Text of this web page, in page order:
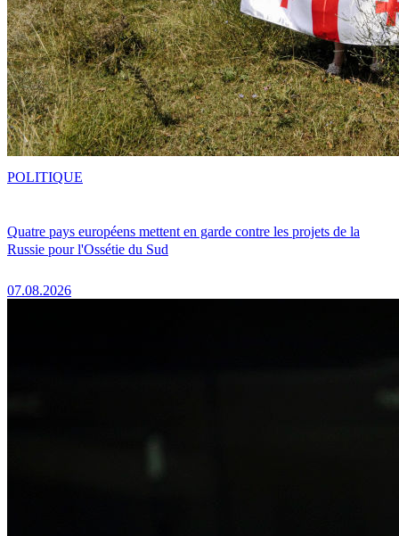
Quatre pays européens mettent en garde contre les projets de la
Russie pour l'Ossétie du Sud
07.08.2026
POLITIQUE